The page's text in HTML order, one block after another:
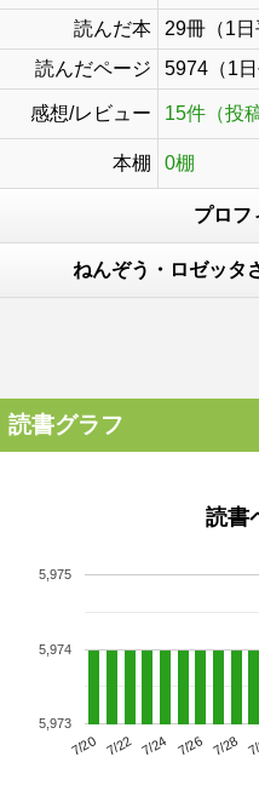
読んだ本
29冊（1
読んだページ
5974（1日
感想/レビュー 15件（投
本棚 0棚
プロフ
ねんぞう・ロゼッタ
読書グラフ
読書
7/20 7/22 7/24 7/26 7/28
5,973
5,974
5,975